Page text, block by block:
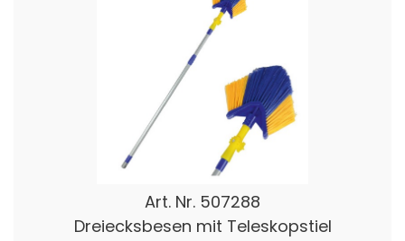
Art. Nr. 507288
Dreiecksbesen mit Teleskopstiel